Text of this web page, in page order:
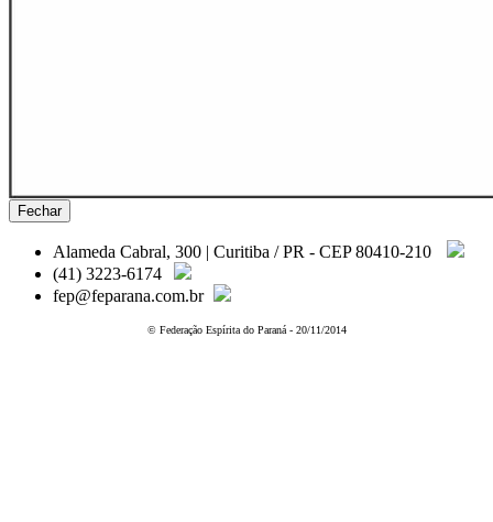
Fechar
Alameda Cabral, 300 | Curitiba / PR - CEP 80410-210
(41) 3223-6174
fep@feparana.com.br
© Federação Espírita do Paraná - 20/11/2014